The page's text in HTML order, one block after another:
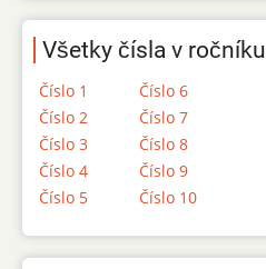
Všetky čísla v ročníku
Číslo 1
Číslo 2
Číslo 3
Číslo 4
Číslo 5
Číslo 6
Číslo 7
Číslo 8
Číslo 9
Číslo 10